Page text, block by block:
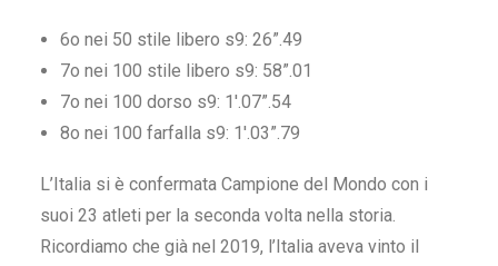
6o nei 50 stile libero s9: 26”.49
7o nei 100 stile libero s9: 58”.01
7o nei 100 dorso s9: 1′.07”.54
8o nei 100 farfalla s9: 1′.03”.79
L’Italia si è confermata Campione del Mondo con i
suoi 23 atleti per la seconda volta nella storia.
Ricordiamo che già nel 2019, l’Italia aveva vinto il